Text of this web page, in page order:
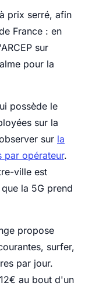
prix serré, afin
France : en
sur
pour la
possède le
sur la
sur la
par opérateur.
ville est
la 5G prend
propose
surfer,
par jour.
au bout d'un